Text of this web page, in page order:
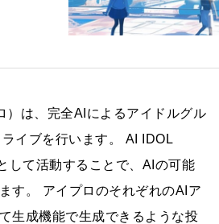
）は、完全AIによるアイドルグル
イブを行います。 AI IDOL
して活動することで、AIの可能
す。 アイプロのそれぞれのAIア
生成機能で生成できるような投